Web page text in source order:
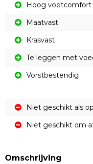
Hoog voetcomfort
Maatvast
Krasvast
Te leggen met
Vorstbestendig
Niet geschikt als
Niet geschikt om
Omschrijving